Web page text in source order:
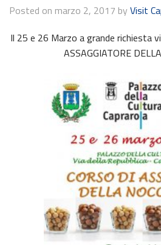
Posted on marzo 2, 2017 by Visit
Il 25 e 26 Marzo a grande richiesta
ASSAGGIATORE